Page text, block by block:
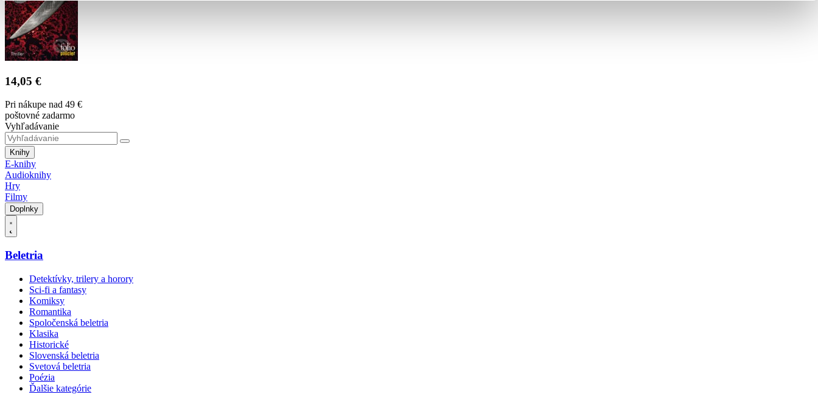
14,05 €
Pri nákupe nad 49 €
poštovné zadarmo
Vyhľadávanie
Knihy
E-knihy
Audioknihy
Hry
Filmy
Doplnky
Beletria
Detektívky, trilery a horory
Sci-fi a fantasy
Komiksy
Romantika
Spoločenská beletria
Klasika
Historické
Slovenská beletria
Svetová beletria
Poézia
Ďalšie kategórie